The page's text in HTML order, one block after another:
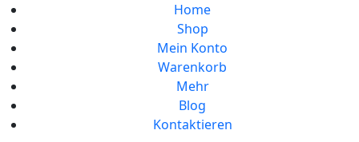
Home
Shop
Mein Konto
Warenkorb
Mehr
Blog
Kontaktieren